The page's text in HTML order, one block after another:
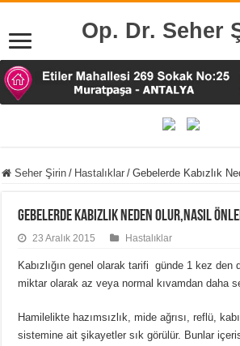
Op. Dr. Seher
Seher Şirin / Hastalıklar / Gebelerde Kabızlık
Gebelerde Kabızlık Neden Olur,Nasıl
23 Aralık 2015 Hastalıklar
Kabızlığın genel olarak tarifi günde 1 kez den
miktar olarak az veya normal kıvamdan daha
Hamilelikte hazımsızlık, mide ağrısı, reflü,
sistemine ait şikayetler sık görülür. Bunlar